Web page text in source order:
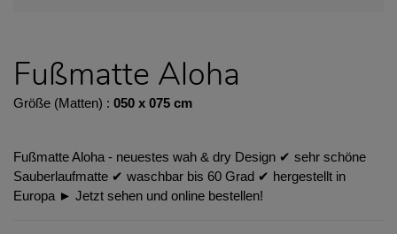
Fußmatte Aloha
Größe (Matten) : 050 x 075 cm
Fußmatte Aloha - neuestes wah & dry Design ✔︎ sehr schöne
Sauberlaufmatte ✔︎ waschbar bis 60 Grad ✔︎ hergestellt in
Europa ► Jetzt sehen und online bestellen!